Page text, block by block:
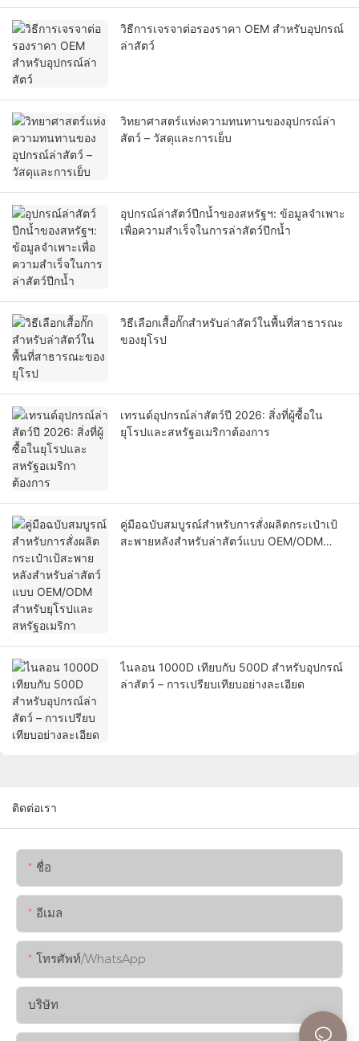
วิธีการเจรจาต่อรองราคา OEM สำหรับอุปกรณ์
ล่าสัตว์
วิทยาศาสตร์แห่งความทนทานของอุปกรณ์ล่า
สัตว์ – วัสดุและการเย็บ
อุปกรณ์ล่าสัตว์ปีกน้ำของสหรัฐฯ: ข้อมูลจำเพาะ
เพื่อความสำเร็จในการล่าสัตว์ปีกน้ำ
วิธีเลือกเสื้อกั๊กสำหรับล่าสัตว์ในพื้นที่สาธารณะ
ของยุโรป
เทรนด์อุปกรณ์ล่าสัตว์ปี 2026: สิ่งที่ผู้ซื้อใน
ยุโรปและสหรัฐอเมริกาต้องการ
คู่มือฉบับสมบูรณ์สำหรับการสั่งผลิตกระเป๋าเป้
สะพายหลังสำหรับล่าสัตว์แบบ OEM/ODM
ไนลอน 1000D เทียบกับ 500D สำหรับอุปกรณ์
ล่าสัตว์ – การเปรียบเทียบอย่างละเอียด
ติดต่อเรา
ชื่อ
อีเมล
โทรศัพท์/WhatsApp
บริษัท